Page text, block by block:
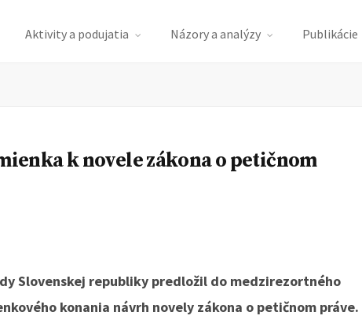
Aktivity a podujatia Názory a analýzy Publikácie
k novele zákona o petičnom
Slovenskej republiky predložil do medzirezortného
konania návrh novely zákona o petičnom práve.